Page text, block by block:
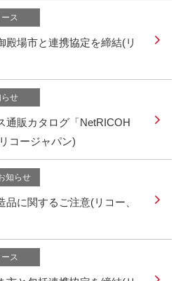
ース
殿場市と連携協定を締結(リ
らせ
通販カタログ「NetRICOH
コージャパン)
知らせ
品に関するご注意(リコー、
ース